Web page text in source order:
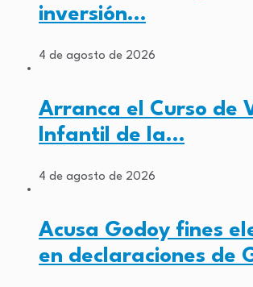
inversión…
4 de agosto de 2026
Arranca el Curso de
Infantil de la…
4 de agosto de 2026
Acusa Godoy fines
en declaraciones de